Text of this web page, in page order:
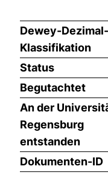
Dewey-Dezimal-
Klassifikation
Status
Begutachtet
An der
Regensburg
entstanden
Dokumenten-ID